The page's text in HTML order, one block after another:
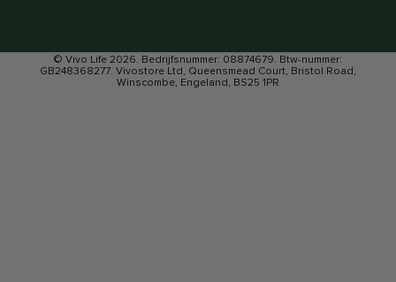
© Vivo Life 2026. Bedrijfsnummer: 08874679. Btw-nummer:
GB248368277. Vivostore Ltd, Queensmead Court, Bristol Road,
Winscombe, Engeland, BS25 1PR